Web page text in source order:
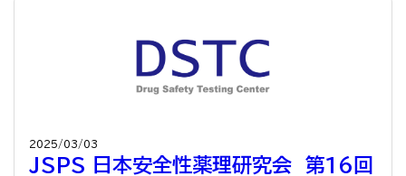
2025/03/03
JSPS 日本安全性薬理研究会 第16回